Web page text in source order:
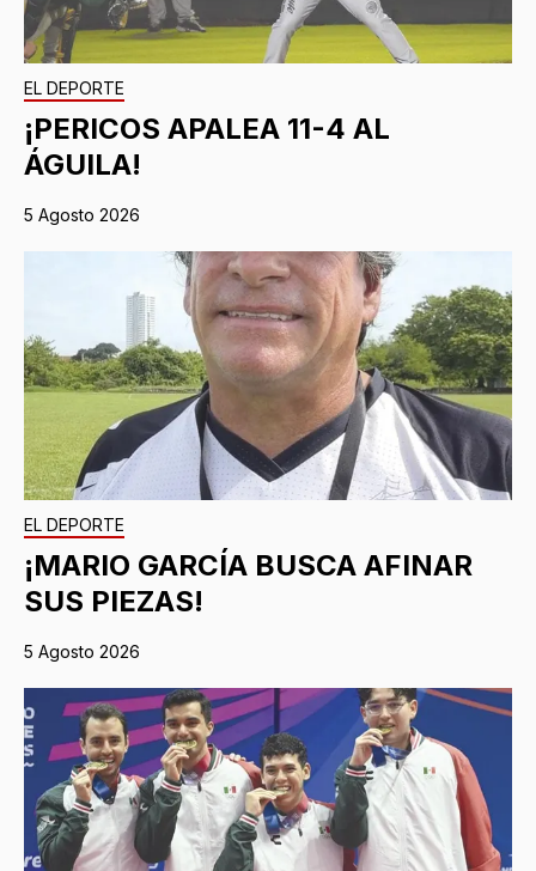
EL DEPORTE
¡PERICOS APALEA 11-4 AL
ÁGUILA!
5 Agosto 2026
EL DEPORTE
¡MARIO GARCÍA BUSCA AFINAR
SUS PIEZAS!
5 Agosto 2026